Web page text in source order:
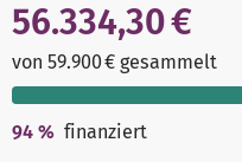
56.334,30 €
von 59.900 € gesammelt
94 % finanziert